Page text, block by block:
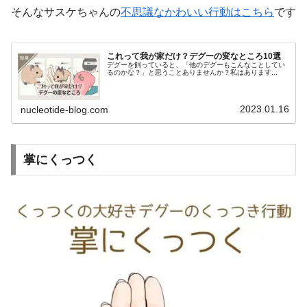
そんなサスケちゃんの不思議なかわいい行動はこちらです
これって我が家だけ？デグーの変なところ10選
デグーを飼っていると、「他のデグーもこんなことしてい
るのかな？」と思うことありませんか？私はあります...
nucleotide-blog.com 2023.01.16
掌にくっつく